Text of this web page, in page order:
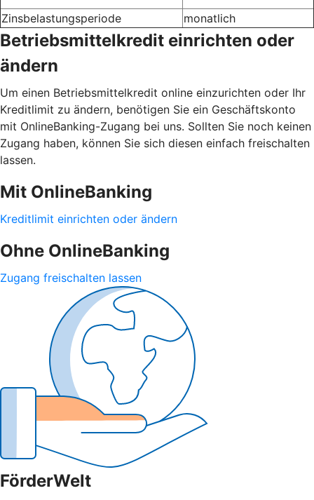
Zinsbelastungsperiode monatlich
Betriebsmittelkredit einrichten oder
ändern
Um einen Betriebsmittelkredit online einzurichten oder Ihr
Kreditlimit zu ändern, benötigen Sie ein Geschäftskonto
mit OnlineBanking-Zugang bei uns. Sollten Sie noch keinen
Zugang haben, können Sie sich diesen einfach freischalten
lassen.
Mit OnlineBanking
Kreditlimit einrichten oder ändern
Ohne OnlineBanking
Zugang freischalten lassen
FörderWelt